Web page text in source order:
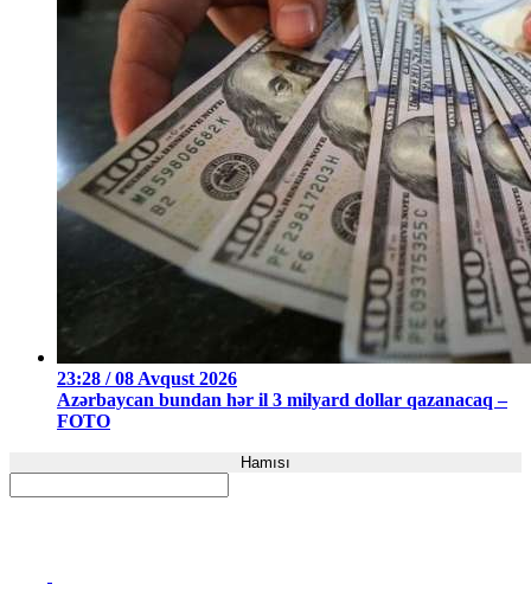
23:28 / 08 Avqust 2026
Azərbaycan bundan hər il 3 milyard dollar qazanacaq –
FOTO
Hamısı